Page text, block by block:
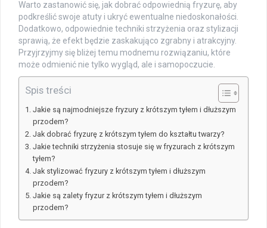
Warto zastanowić się, jak dobrać odpowiednią fryzurę, aby
podkreślić swoje atuty i ukryć ewentualne niedoskonałości.
Dodatkowo, odpowiednie techniki strzyżenia oraz stylizacji
sprawią, że efekt będzie zaskakująco zgrabny i atrakcyjny.
Przyjrzyjmy się bliżej temu modnemu rozwiązaniu, które
może odmienić nie tylko wygląd, ale i samopoczucie.
Spis treści
Jakie są najmodniejsze fryzury z krótszym tyłem i dłuższym
przodem?
Jak dobrać fryzurę z krótszym tyłem do kształtu twarzy?
Jakie techniki strzyżenia stosuje się w fryzurach z krótszym
tyłem?
Jak stylizować fryzury z krótszym tyłem i dłuższym
przodem?
Jakie są zalety fryzur z krótszym tyłem i dłuższym
przodem?